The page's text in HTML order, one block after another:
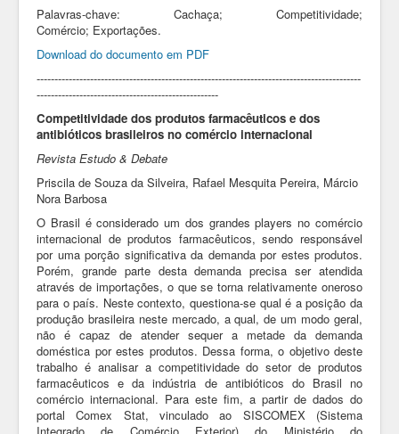
Palavras-chave: Cachaça; Competitividade;
Comércio; Exportações.
Download do documento em PDF
-------------------------------------------------------------------------------------------
---------------------------------------------------
Competitividade dos produtos farmacêuticos e dos
antibióticos brasileiros no comércio internacional
Revista Estudo & Debate
Priscila de Souza da Silveira, Rafael Mesquita Pereira, Márcio
Nora Barbosa
O Brasil é considerado um dos grandes players no comércio
internacional de produtos farmacêuticos, sendo responsável
por uma porção significativa da demanda por estes produtos.
Porém, grande parte desta demanda precisa ser atendida
através de importações, o que se torna relativamente oneroso
para o país. Neste contexto, questiona-se qual é a posição da
produção brasileira neste mercado, a qual, de um modo geral,
não é capaz de atender sequer a metade da demanda
doméstica por estes produtos. Dessa forma, o objetivo deste
trabalho é analisar a competitividade do setor de produtos
farmacêuticos e da indústria de antibióticos do Brasil no
comércio internacional. Para este fim, a partir de dados do
portal Comex Stat, vinculado ao SISCOMEX (Sistema